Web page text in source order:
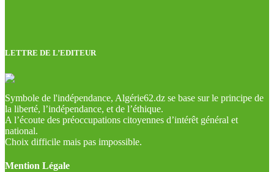
LETTRE DE L’EDITEUR
Symbole de l'indépendance, Algérie62.dz se base sur le principe de
la liberté, l’indépendance, et de l’éthique.
A l’écoute des préoccupations citoyennes d’intérêt général et
national.
Choix difficile mais pas impossible.
Mention Légale